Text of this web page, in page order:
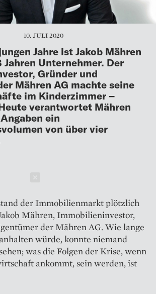
10. JULI 2020
Jahre ist Jakob Mähren
Jahren Unternehmer. Der
Gründer und
Mähren AG machte seine
im Kinderzimmer –
verantwortet Mähren
ein
von über vier
der Immobilienmarkt plötzlich
Mähren, Immobilieninvestor,
der Mähren AG. Wie lange
würde, konnte niemand
was die Folgen der Krise, wenn
ankommt, sein werden, ist